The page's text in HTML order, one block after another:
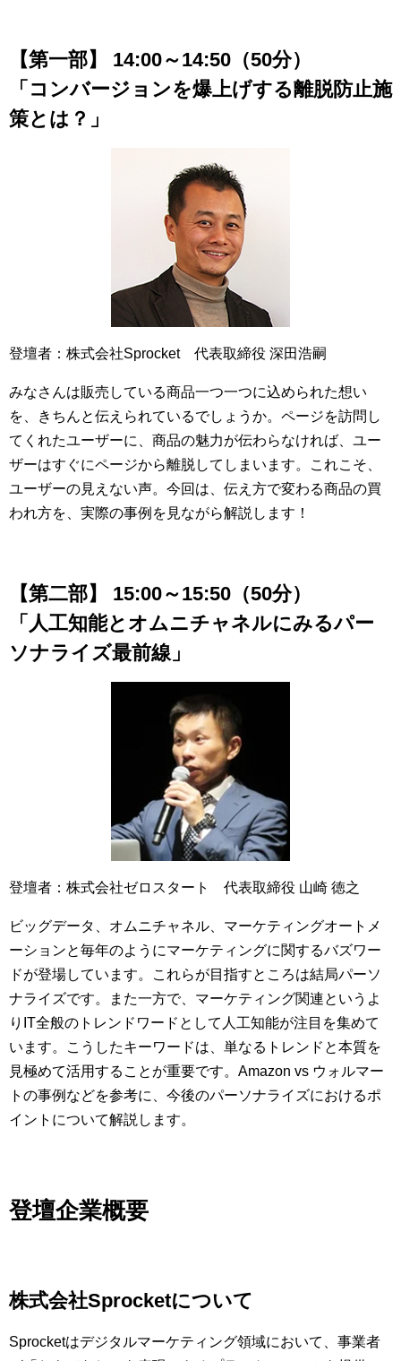
【第一部】 14:00～14:50（50分）
「コンバージョンを爆上げする離脱防止施
策とは？」
登壇者：株式会社Sprocket 代表取締役 深田浩嗣
みなさんは販売している商品一つ一つに込められた想い
を、きちんと伝えられているでしょうか。ページを訪問し
てくれたユーザーに、商品の魅力が伝わらなければ、ユー
ザーはすぐにページから離脱してしまいます。これこそ、
ユーザーの見えない声。今回は、伝え方で変わる商品の買
われ方を、実際の事例を見ながら解説します！
【第二部】 15:00～15:50（50分）
「人工知能とオムニチャネルにみるパー
ソナライズ最前線」
登壇者：株式会社ゼロスタート 代表取締役 山崎 徳之
ビッグデータ、オムニチャネル、マーケティングオートメ
ーションと毎年のようにマーケティングに関するバズワー
ドが登場しています。これらが目指すところは結局パーソ
ナライズです。また一方で、マーケティング関連というよ
りIT全般のトレンドワードとして人工知能が注目を集めて
います。こうしたキーワードは、単なるトレンドと本質を
見極めて活用することが重要です。Amazon vs ウォルマー
トの事例などを参考に、今後のパーソナライズにおけるポ
イントについて解説します。
登壇企業概要
株式会社Sprocketについて
Sprocketはデジタルマーケティング領域において、事業者